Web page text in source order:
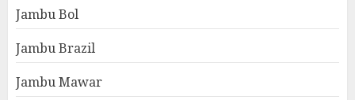
Jambu Bol
Jambu Brazil
Jambu Mawar